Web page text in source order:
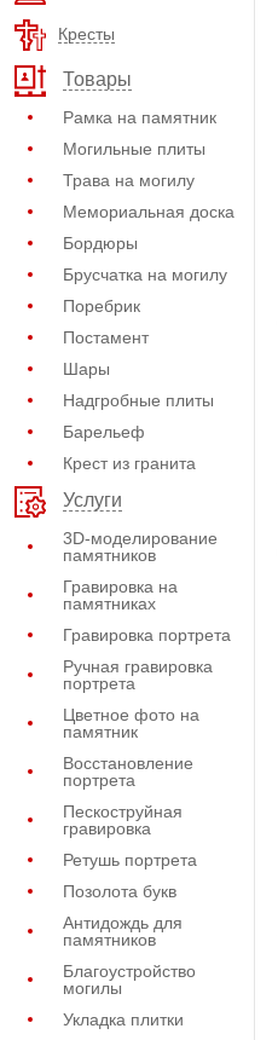
Кресты
Товары
Рамка на памятник
Могильные плиты
Трава на могилу
Мемориальная доска
Бордюры
Брусчатка на могилу
Поребрик
Постамент
Шары
Надгробные плиты
Барельеф
Крест из гранита
Услуги
3D-моделирование
памятников
Гравировка на
памятниках
Гравировка портрета
Ручная гравировка
портрета
Цветное фото на
памятник
Восстановление
портрета
Пескоструйная
гравировка
Ретушь портрета
Позолота букв
Антидождь для
памятников
Благоустройство
могилы
Укладка плитки